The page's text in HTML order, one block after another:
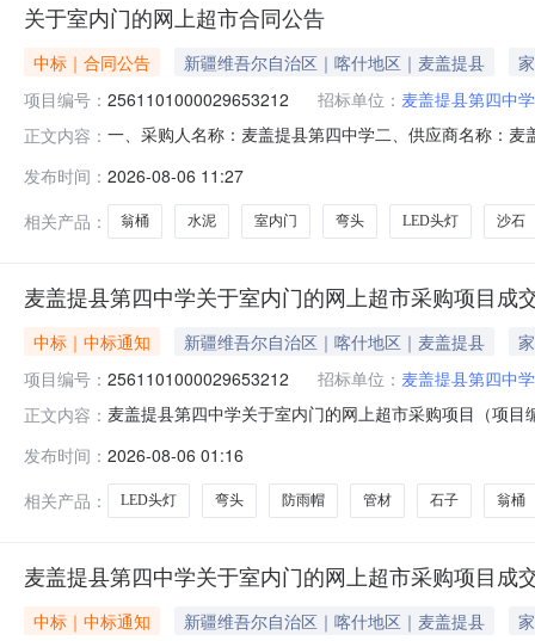
关于室内门的网上超市合同公告
中标｜合同公告 新疆维吾尔自治区｜喀什地区｜麦盖提县
项目编号： 2561101000029653212 招标单位： 麦盖提县第四中学
正文内容： 一、采购人名称：麦盖提县第四中学二、供应商名称：
联塑pvc直弯110弯头联塑/Lesso110弯头个
发布时间： 2026-08-06 11:27
相关产品：
翁桶 水泥 室内门 弯头 LED头灯 沙石
麦盖提县第四中学关于室内门的网上超市采购项目成
中标｜中标通知 新疆维吾尔自治区｜喀什地区｜麦盖提县
项目编号： 2561101000029653212 招标单位： 麦盖提县第四中学
正文内容： 麦盖提县第四中学关于室内门的网上超市采购项目（项
项目所在行政区划名称:新疆维吾尔自治区喀什地区麦盖
发布时间： 2026-08-06 01:16
相关产品：
LED头灯 弯头 防雨帽 管材 石子 翁桶
麦盖提县第四中学关于室内门的网上超市采购项目成
中标｜中标通知 新疆维吾尔自治区｜喀什地区｜麦盖提县